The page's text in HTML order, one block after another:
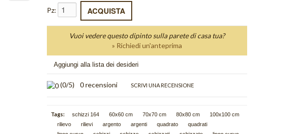
Pz:
Vuoi vedere questo dipinto sulla parete di casa tua?
» Richiedi un'anteprima
Aggiungi alla lista dei desideri
(0/5) 0 recensioni SCRIVI UNA RECENSIONE
Tags: schizzi 164 60x60 cm 70x70 cm 80x80 cm
100x100 cm
rilievo
rilievi argento argenti quadrato
quadrati